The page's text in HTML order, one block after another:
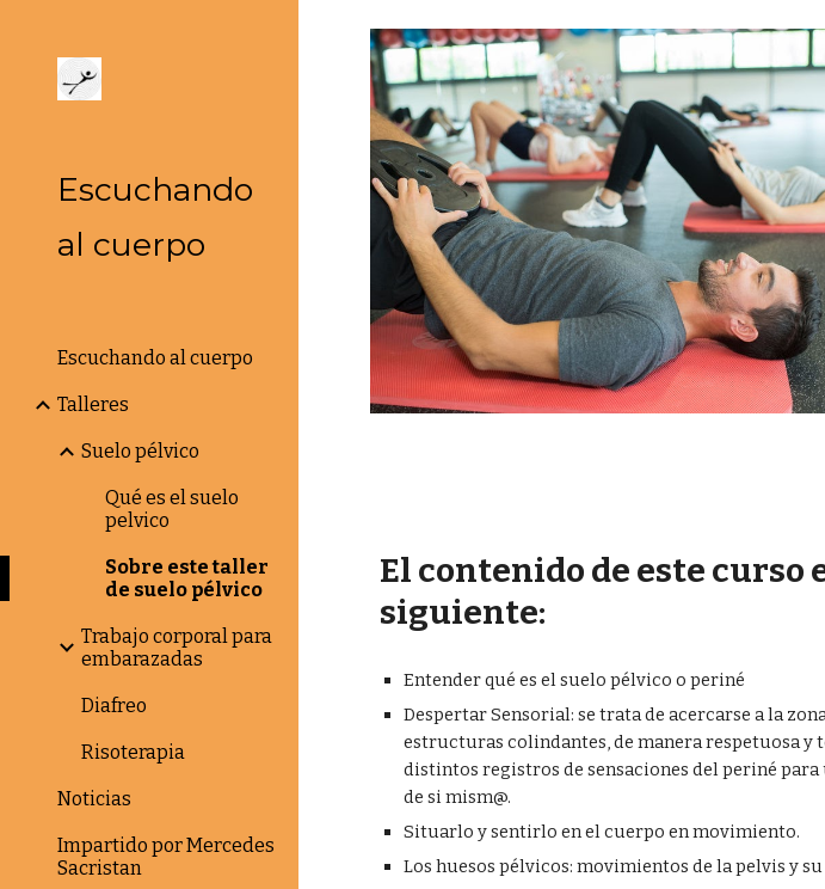
Skip to main content
Escuchando
al cuerpo
Escuchando al cuerpo
Talleres
Suelo pélvico
Qué es el suelo
pelvico
Sobre este taller
de suelo pélvico
Trabajo corporal para
embarazadas
Diafreo
Risoterapia
Noticias
Impartido por Mercedes
Sacristan
El contenido de este curso
siguiente:
Entender qué es el suelo pélvico o periné
Despertar Sensorial: se trata de acercarse a la
estructuras colindantes, de manera respetuosa y
distintos registros de sensaciones del periné
de si mism@.
Situarlo y sentirlo en el cuerpo en movimiento.
Los huesos pélvicos: movimientos de la pelvis y